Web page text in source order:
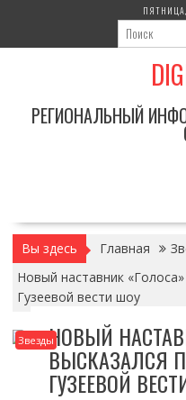
содержимому
РЕГИОНАЛЬНЫЙ
Вы здесь Главная
Новый наставник
Гузеевой вести шоу
ЗвездыНОВЫЙ
ВЫСКАЗАЛСЯ
ГУЗЕЕВОЙ